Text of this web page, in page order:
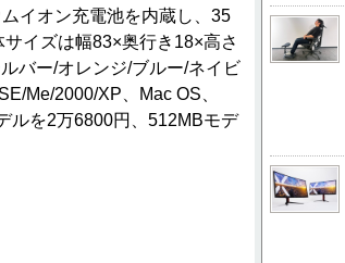
イオン充電池を内蔵し、35
イズは幅83×奥行き18×高さ
バー/オレンジ/ブルー/ネイビ
Me/2000/XP、Mac OS、
ルを2万6800円、512MBモデ